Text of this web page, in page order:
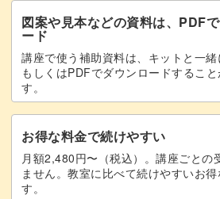
おそろいや色違いなど、いろいろ作
さいね♪
みなさんもカード織りの手法を身に
ックストラップを作ってみませんか？
講座でお待ちしています！
図案や見本などの資料は、PDF
ード
講座で使う補助資料は、キットと一緒
もしくはPDFでダウンロードすること
す。
お得な料金で続けやすい
月額2,480円〜（税込）。講座ごとの
ません。教室に比べて続けやすいお
す。